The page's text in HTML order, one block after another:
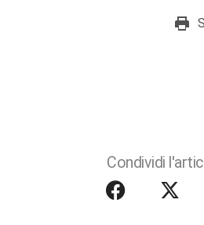
Condividi